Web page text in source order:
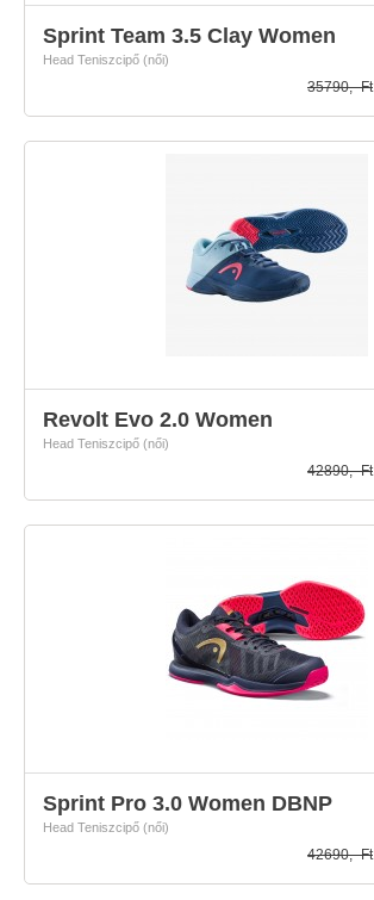
Sprint Team 3.5 Clay Women
Head Teniszcipő (női)
35790,- Ft
Revolt Evo 2.0 Women
Head Teniszcipő (női)
42890,- Ft
Sprint Pro 3.0 Women DBNP
Head Teniszcipő (női)
42690,- Ft